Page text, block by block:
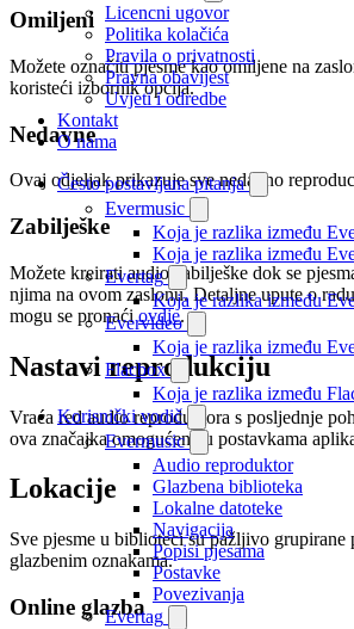
Licencni ugovor
Politika kolačića
Pravila o privatnosti
Pravna obavijest
Uvjeti i odredbe
Kontakt
O nama
Često postavljana pitanja
Evermusic
Koja je razlika između
Koja je razlika između
Evertag
Koja je razlika između
Evervideo
Koja je razlika između
Flacbox
Koja je razlika između
Korisnički vodič
Evermusic
Audio reproduktor
Glazbena biblioteka
Lokalne datoteke
Navigacija
Popisi pjesama
Postavke
Povezivanja
Evertag
Omiljeni
Možete označiti pjesme kao omiljene na
koristeći izbornik opcija.
Nedavne
Ovaj odjeljak prikazuje sve nedavno
Zabilješke
Možete kreirati audio zabilješke dok se
njima na ovom zaslonu. Detaljne upute o
mogu se pronaćiovdje.
Nastavi reprodukciju
Vraća red audio reproduktora s posljednje
ova značajka omogućena u postavkama
Lokacije
Sve pjesme u biblioteci su pažljivo grupirane
glazbenim oznakama.
Online glazba